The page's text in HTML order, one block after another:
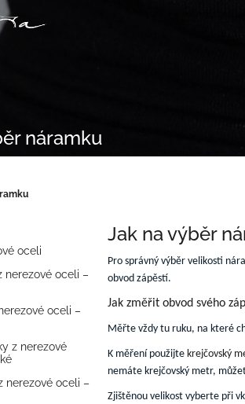
náramku
oceli
nerezové oceli –
oceli –
z nerezové
nerezové oceli –
Jak na výběr
Pro správný výběr velikosti
obvod zápěstí.
Jak změřit obvod svého
Měřte vždy tu ruku, na které
K měření použijte krejčovský
nemáte krejčovský metr,
Zjištěnou velikost vyberte při